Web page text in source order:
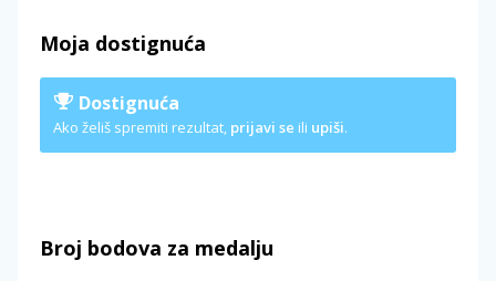
Moja dostignuća
Dostignuća
Ako želiš spremiti rezultat, prijavi se ili upiši.
Broj bodova za medalju